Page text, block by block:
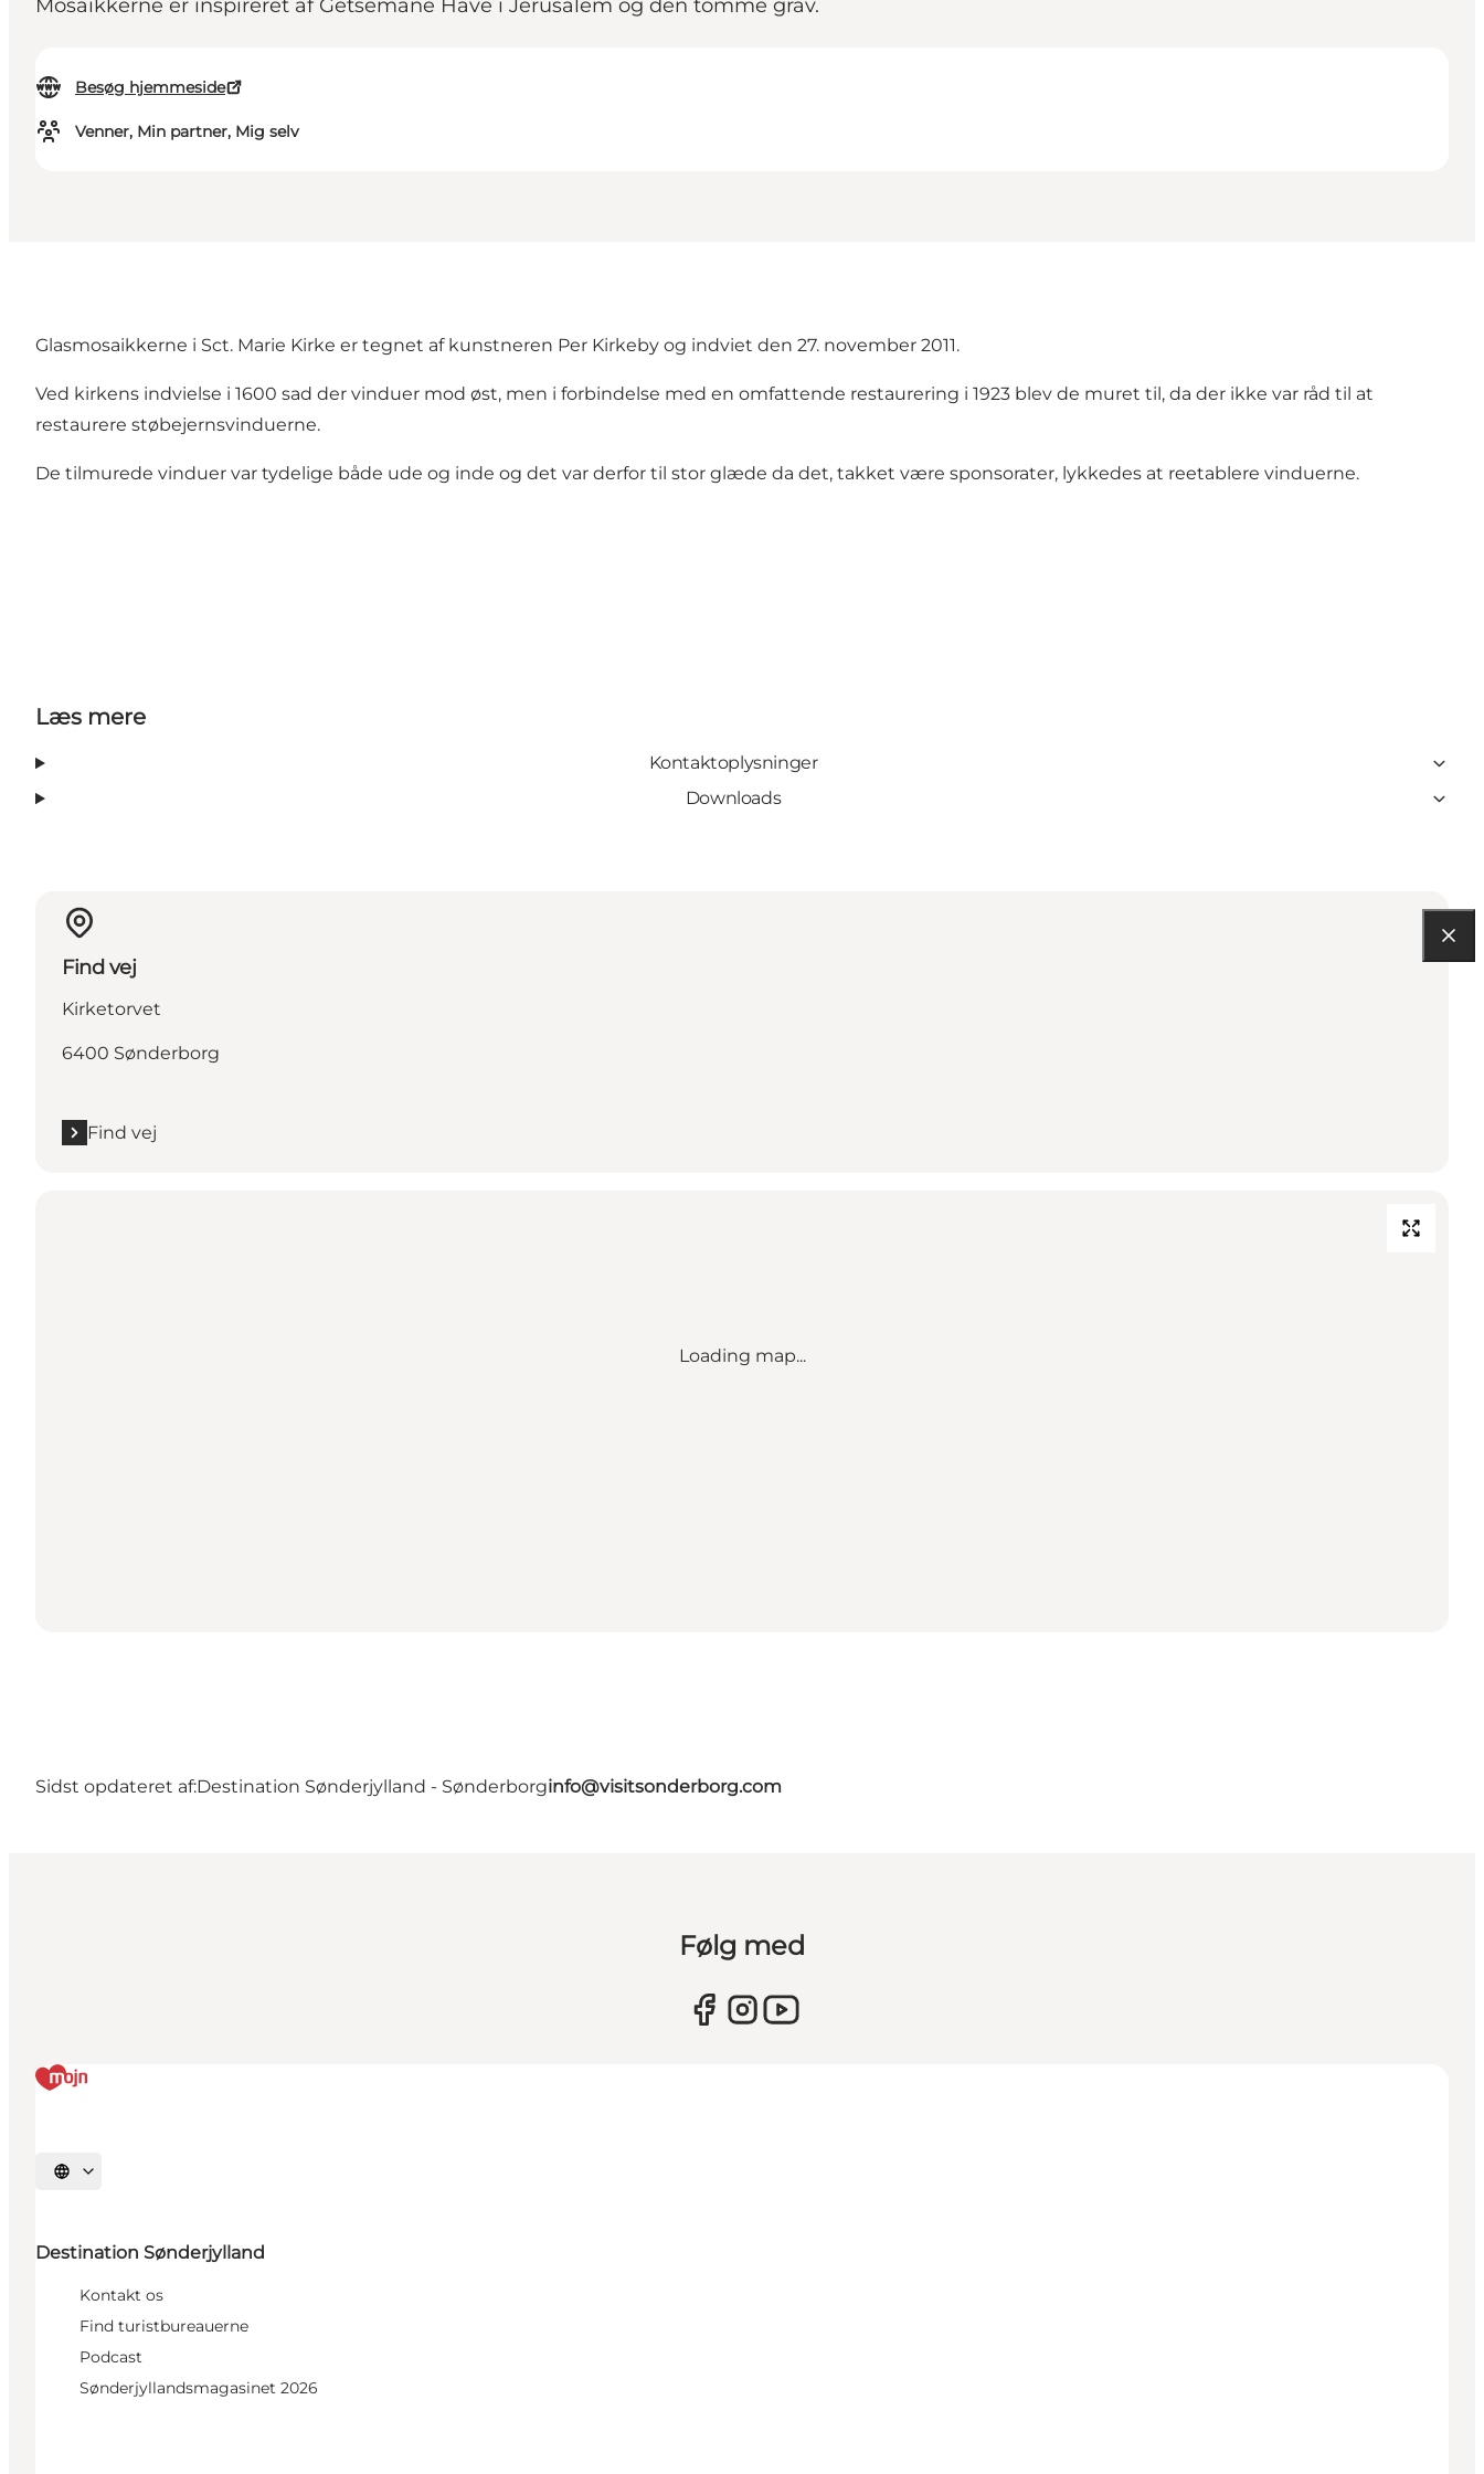
Mosaikkerne er inspireret af Getsemane Have i Jerusalem og den tomme grav.
Besøg hjemmeside
Venner, Min partner, Mig selv
Glasmosaikkerne i Sct. Marie Kirke er tegnet af kunstneren Per Kirkeby og indviet den 27. november 2011.
Ved kirkens indvielse i 1600 sad der vinduer mod øst, men i forbindelse med en omfattende restaurering i 1923 blev de muret til, da der ikke var råd til at
restaurere støbejernsvinduerne.
De tilmurede vinduer var tydelige både ude og inde og det var derfor til stor glæde da det, takket være sponsorater, lykkedes at reetablere vinduerne.
Læs mere
Kontaktoplysninger
Downloads
Find vej
Kirketorvet
6400 Sønderborg
Find vej
Loading map...
Sidst opdateret af:Destination Sønderjylland - Sønderborginfo@visitsonderborg.com
Følg med
Vælg sprog
Destination Sønderjylland
Kontakt os
Find turistbureauerne
Podcast
Sønderjyllandsmagasinet 2026